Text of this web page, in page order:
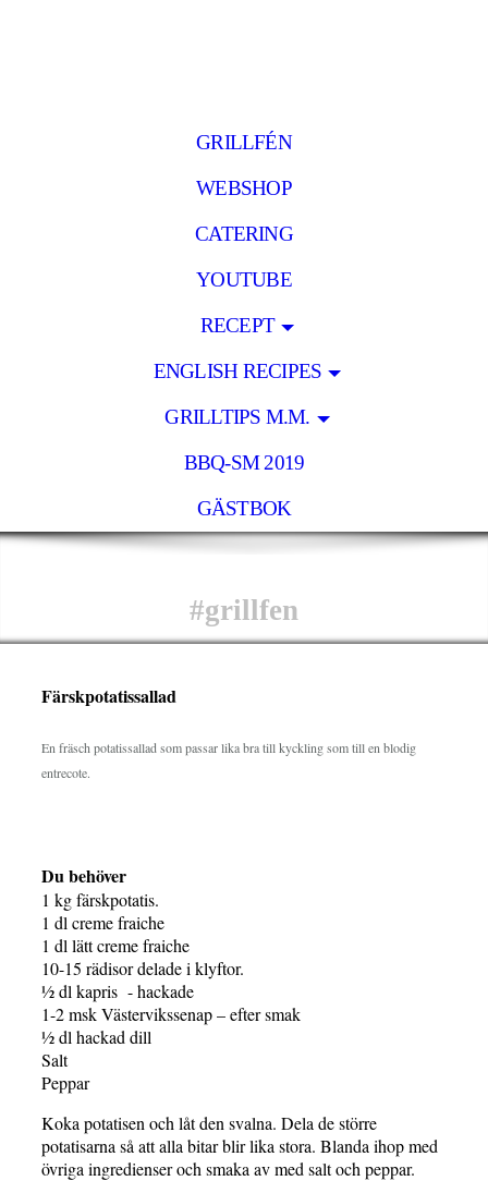
GRILLFÉN
WEBSHOP
CATERING
YOUTUBE
RECEPT
ENGLISH RECIPES
GRILLTIPS M.M.
BBQ-SM 2019
GÄSTBOK
#grillfen
Färskpotatissallad
En fräsch potatissallad som passar lika bra till kyckling som till en blodig
entrecote.
Du behöver
1 kg färskpotatis.
1 dl creme fraiche
1 dl lätt creme fraiche
10-15 rädisor delade i klyftor.
½ dl kapris - hackade
1-2 msk Västervikssenap – efter smak
½ dl hackad dill
Salt
Peppar
Koka potatisen och låt den svalna. Dela de större
potatisarna så att alla bitar blir lika stora. Blanda ihop med
övriga ingredienser och smaka av med salt och peppar.